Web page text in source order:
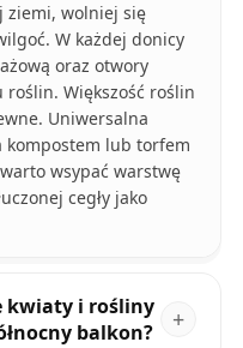
ziemi, wolniej się
W każdej donicy
oraz otwory
roślin. Większość roślin
Uniwersalna
kompostem lub torfem
wsypać warstwę
cegły jako
kwiaty i rośliny
balkon?